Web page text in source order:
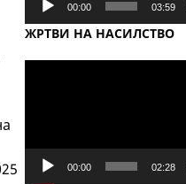
00:00 03:59
ЖРТВИ НА НАСИЛСТВО
00:00 02:28